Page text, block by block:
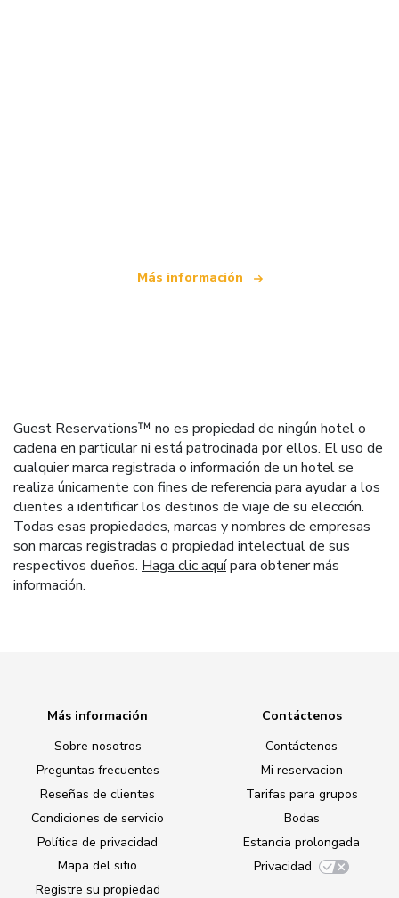
Más información
Guest Reservations™ no es propiedad de ningún hotel o
cadena en particular ni está patrocinada por ellos. El uso de
cualquier marca registrada o información de un hotel se
realiza únicamente con fines de referencia para ayudar a los
clientes a identificar los destinos de viaje de su elección.
Todas esas propiedades, marcas y nombres de empresas
son marcas registradas o propiedad intelectual de sus
respectivos dueños. Haga clic aquípara obtener más
información.
Más información
Sobre nosotros
Preguntas frecuentes
Reseñas de clientes
Condiciones de servicio
Política de privacidad
Mapa del sitio
Registre su propiedad
Contáctenos
Contáctenos
Mi reservacion
Tarifas para grupos
Bodas
Estancia prolongada
Privacidad